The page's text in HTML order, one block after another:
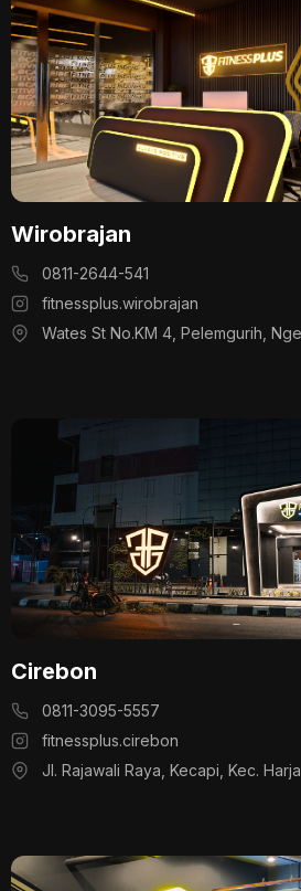
Wirobrajan
0811-2644-541
fitnessplus.wirobrajan
Wates St No.KM 4, Pelemgurih,
Cirebon
0811-3095-5557
fitnessplus.cirebon
Jl. Rajawali Raya, Kecapi, Kec.